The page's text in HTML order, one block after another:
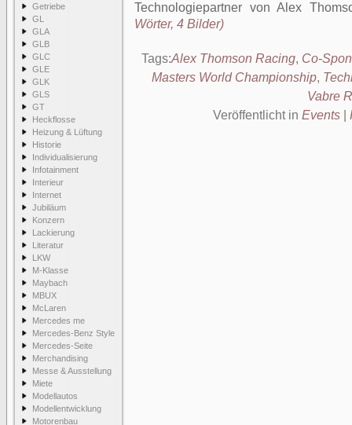
Getriebe
GL
GLA
GLB
GLC
GLE
GLK
GLS
GT
Heckflosse
Heizung & Lüftung
Historie
Individualisierung
Infotainment
Interieur
Internet
Jubiläum
Konzern
Lackierung
Literatur
LKW
M-Klasse
Maybach
MBUX
McLaren
Mercedes me
Mercedes-Benz Style
Mercedes-Seite
Merchandising
Messe & Ausstellung
Miete
Modellautos
Modellentwicklung
Motorenbau
Technologiepartner von Alex
Wörter, 4 Bilder)
Tags:Alex Thomson Racing, Co-
Masters World Championship,
Vabre
Veröffentlicht in Events